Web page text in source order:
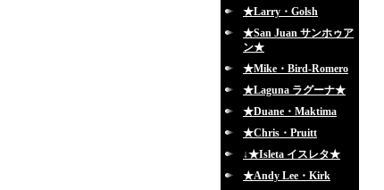
★Larry・Golsh
★San Juan サンホゥア
ン★
★Mike・Bird-Romero
★Laguna ラグーナ★
★Duane・Maktima
★Chris・Pruitt
↓★Isleta イスレタ★
★Andy Lee・Kirk